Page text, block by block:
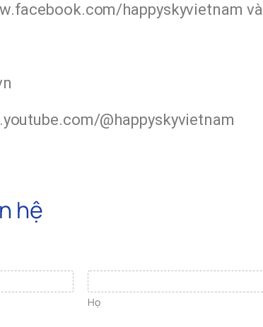
happyskyvietnam và
@happyskyvietnam
hệ
Họ